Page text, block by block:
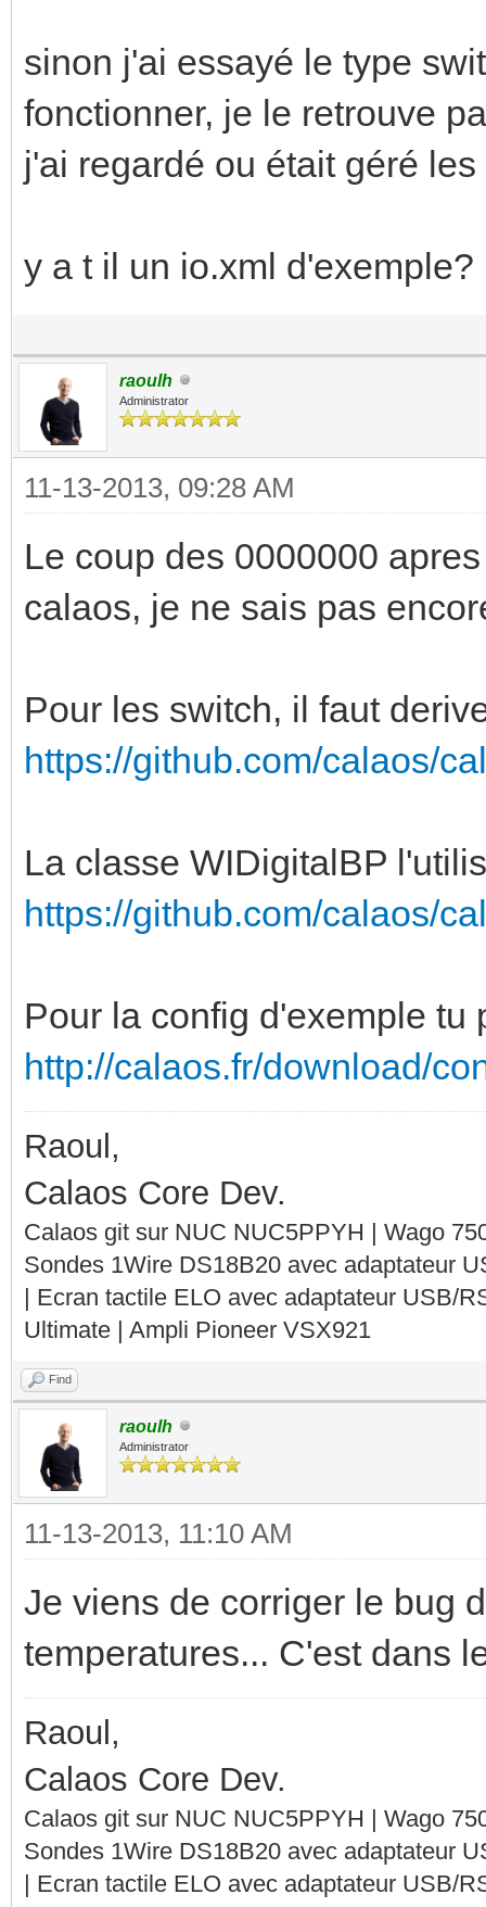
sinon j'ai essayé le type
fonctionner, je le retrouve
j'ai regardé ou était géré
y a t il un io.xml d'exemple?
raoulh
Administrator
11-13-2013, 09:28 AM
Le coup des 0000000
calaos, je ne sais pas
Pour les switch, il faut
https://github.com/calaos/
La classe WIDigitalBP
https://github.com/calaos/
Pour la config d'exemple tu
http://calaos.fr/download/
Raoul,
Calaos Core Dev.
Calaos git sur NUC NUC5PPYH | Wago
Sondes 1Wire DS18B20 avec adaptateur
| Ecran tactile ELO avec adaptateur USB/
Ultimate | Ampli Pioneer VSX921
Find
raoulh
Administrator
11-13-2013, 11:10 AM
Je viens de corriger le bug
temperatures... C'est dans
Raoul,
Calaos Core Dev.
Calaos git sur NUC NUC5PPYH | Wago
Sondes 1Wire DS18B20 avec adaptateur
| Ecran tactile ELO avec adaptateur USB/